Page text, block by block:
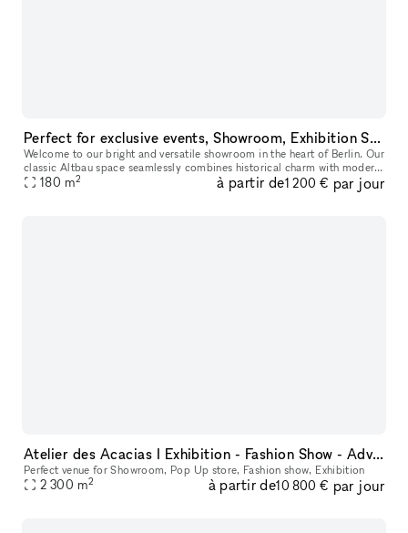
Perfect for exclusive events, Showroom, Exhibition Space, Meetings, Workshops
Welcome to our bright and versatile showroom in the heart of Berlin. Our
classic Altbau space seamlessly combines historical charm with modern
functionality, featuring white walls, wooden boards, an
180 m2 à partir de1 200 € par jour
Atelier des Acacias I Exhibition - Fashion Show - Advertising - Entertainment
Perfect venue for Showroom, Pop Up store, Fashion show, Exhibition
2 300 m2 à partir de10 800 € par jour